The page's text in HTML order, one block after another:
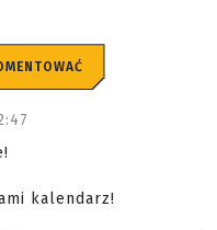
kalendarz!